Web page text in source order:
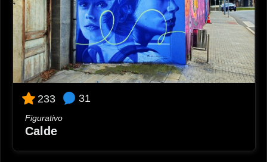
233 31
Figurativo
Calde